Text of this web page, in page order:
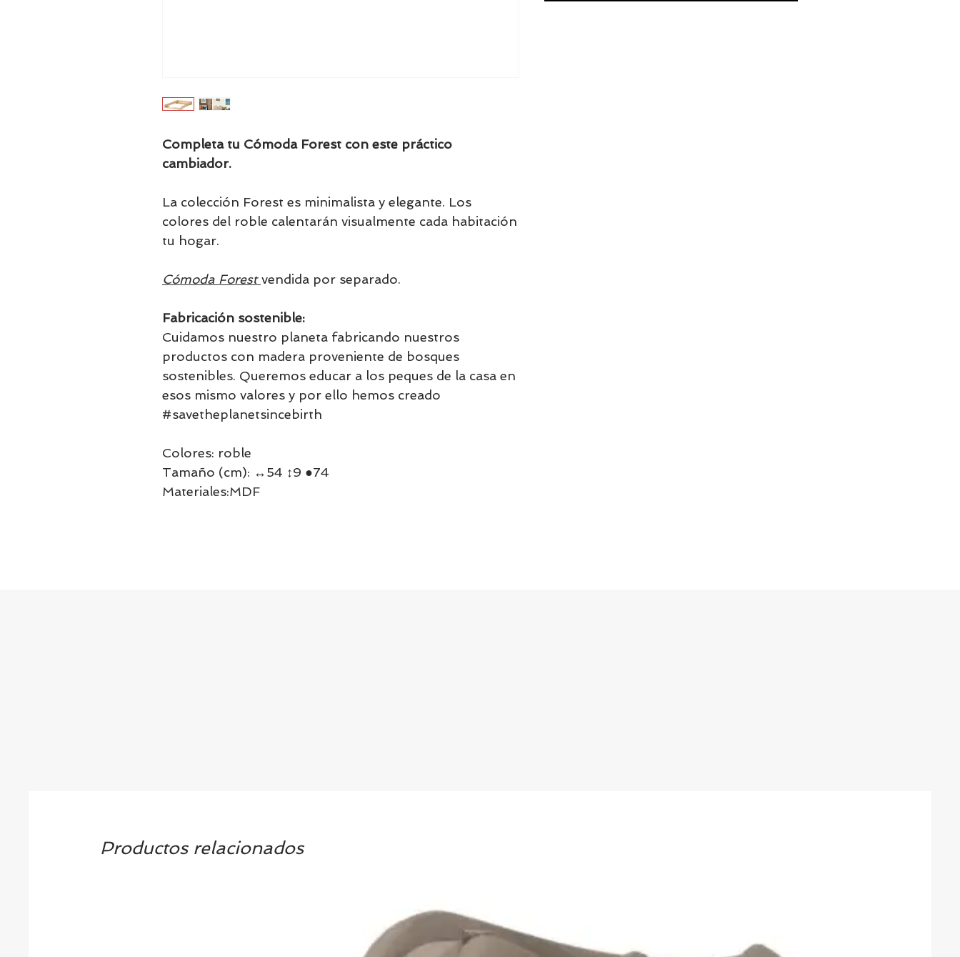
Completa tu Cómoda Forest con este práctico
cambiador.
La colección Forest es minimalista y elegante. Los
colores del roble calentarán visualmente cada habitación
tu hogar.
Cómoda Forestvendida por separado.
Fabricación sostenible:
Cuidamos nuestro planeta fabricando nuestros
productos con madera proveniente de bosques
sostenibles. Queremos educar a los peques de la casa en
esos mismo valores y por ello hemos creado
#savetheplanetsincebirth
Colores: roble
Tamaño (cm): ↔54 ↕9 ●74
Materiales:MDF
Productos relacionados